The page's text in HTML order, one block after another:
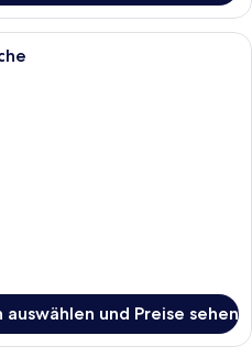
Ein modernes Hotelzimmer mit
auswählen und Preise sehen